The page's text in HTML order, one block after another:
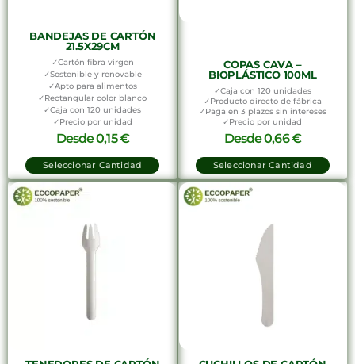
BANDEJAS DE CARTÓN
21.5X29CM
✓Cartón fibra virgen
✓Sostenible y renovable
✓Apto para alimentos
✓Rectangular color blanco
✓Caja con 120 unidades
✓Precio por unidad
Desde0,15€
Seleccionar Cantidad
COPAS CAVA –
BIOPLÁSTICO 100ML
✓Caja con 120 unidades
✓Producto directo de fábrica
✓Paga en 3 plazos sin intereses
✓Precio por unidad
Desde0,66€
Seleccionar Cantidad